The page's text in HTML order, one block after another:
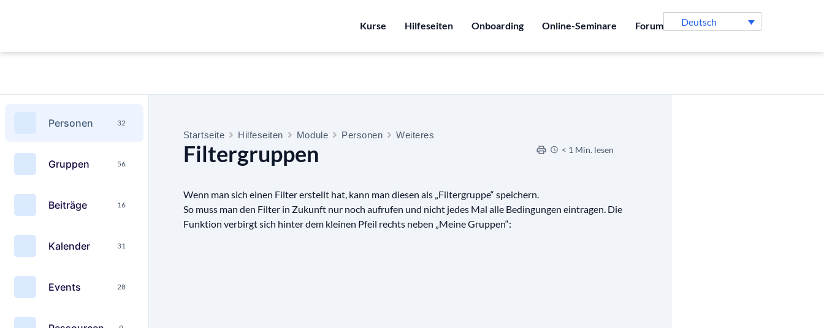
Kurse Hilfeseiten Onboarding Online-Seminare Forum Deutsch
Personen 32
Gruppen 56
Beiträge 16
Kalender 31
Events 28
Startseite Hilfeseiten Module Personen Weiteres
Filtergruppen < 1 Min. lesen
Wenn man sich einen Filter erstellt hat, kann man diesen als „Filtergruppe“ speichern.
So muss man den Filter in Zukunft nur noch aufrufen und nicht jedes Mal alle Bedingungen eintragen. Die
Funktion verbirgt sich hinter dem kleinen Pfeil rechts neben „Meine Gruppen“: